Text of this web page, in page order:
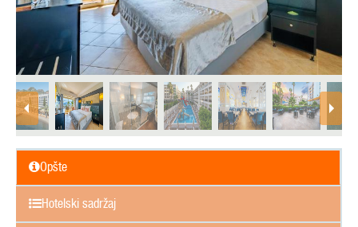
Opšte
Hotelski sadržaj